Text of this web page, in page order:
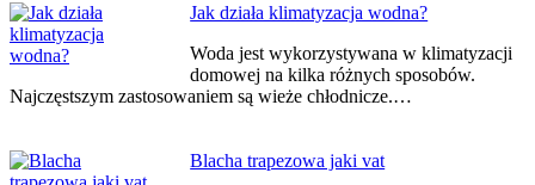
Jak działa klimatyzacja wodna?
Woda jest wykorzystywana w klimatyzacji
domowej na kilka różnych sposobów.
Najczęstszym zastosowaniem są wieże chłodnicze.…
Blacha trapezowa jaki vat